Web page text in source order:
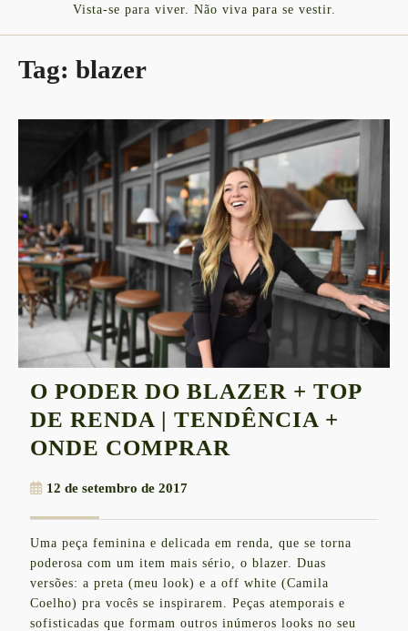
Vista-se para viver. Não viva para se vestir.
Tag: blazer
O PODER DO BLAZER + TOP
DE RENDA | TENDÊNCIA +
ONDE COMPRAR
BLAZER
+
TOP
DE
12 de setembro de 201712
de
2017
Uma peça feminina e delicada em renda, que se torna
poderosa com um item mais sério, o blazer. Duas
versões: a preta (meu look) e a off white (Camila
Coelho) pra vocês se inspirarem. Peças atemporais e
sofisticadas que formam outros inúmeros looks no seu